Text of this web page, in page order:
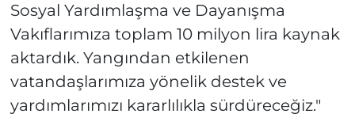
Sosyal Yardımlaşma ve Dayanışma
Vakıflarımıza toplam 10 milyon lira kaynak
aktardık. Yangından etkilenen
vatandaşlarımıza yönelik destek ve
yardımlarımızı kararlılıkla sürdüreceğiz."